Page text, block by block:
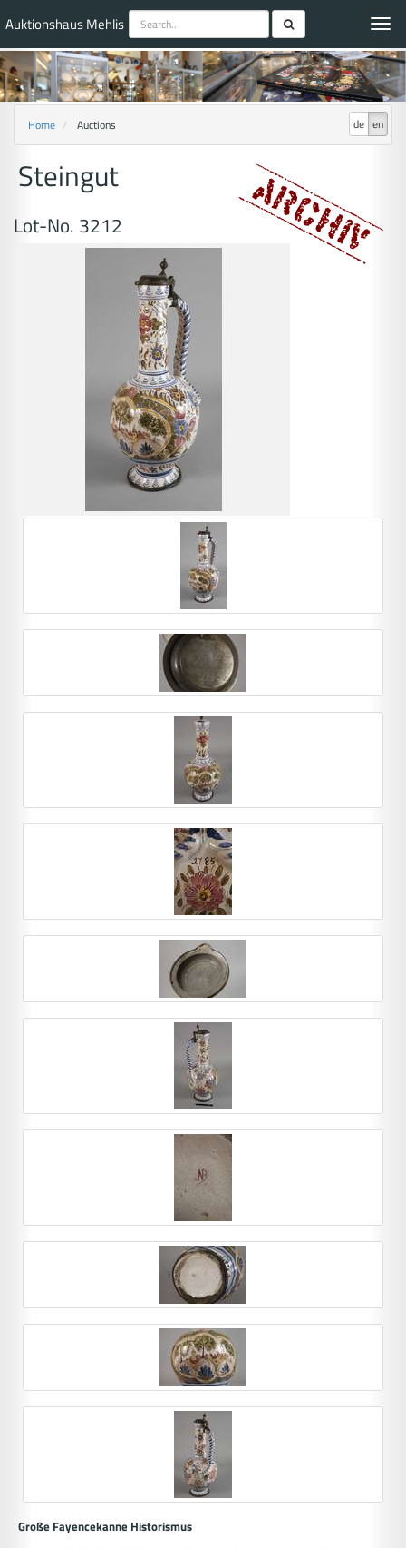
Auktionshaus Mehlis
de en
Home Auctions
Steingut
Lot-No. 3212
Große Fayencekanne Historismus